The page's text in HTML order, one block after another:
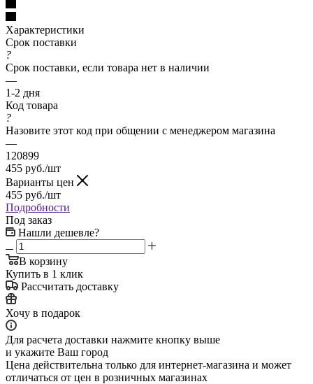
Характеристики
Срок поставки
?
Срок поставки, если товара нет в наличии
—
1-2 дня
Код товара
?
Назовите этот код при общении с менеджером магазина
—
120899
455 руб./шт
Варианты цен
455 руб./шт
Подробности
Под заказ
Нашли дешевле?
В корзину
Купить в 1 клик
Рассчитать доставку
Хочу в подарок
Для расчета доставки нажмите кнопку выше
и укажите Ваш город
Цена действительна только для интернет-магазина и может
отличаться от цен в розничных магазинах